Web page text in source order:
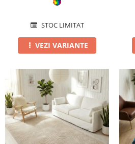
STOC LIMITAT
VEZI VARIANTE